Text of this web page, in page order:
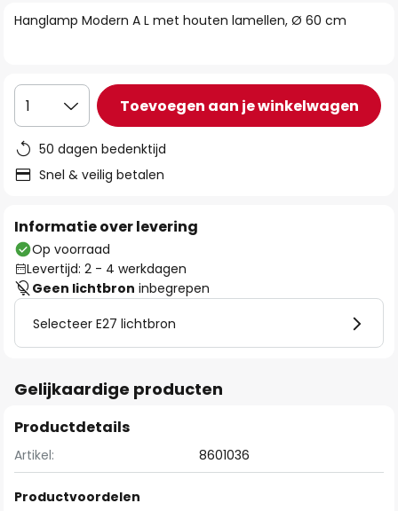
de
Hanglamp Modern A L met houten lamellen, Ø 60 cm
1 Toevoegen aan je winkelwagen
50 dagen bedenktijd
Snel & veilig betalen
Informatie over levering
Op voorraad
Levertijd: 2 - 4 werkdagen
Geen lichtbron inbegrepen
Selecteer E27 lichtbron
Gelijkaardige producten
Productdetails
Artikel: 8601036
Productvoordelen